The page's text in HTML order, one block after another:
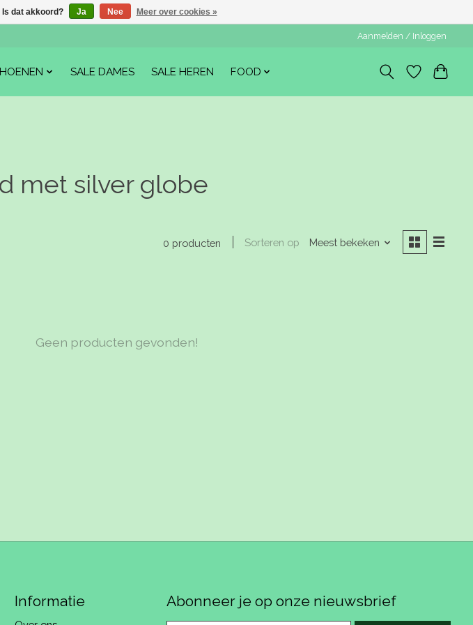
Aanmelden / Inloggen
SALE DAMES SALE HEREN FOOD
met silver globe
0 producten Sorteren op Meest bekeken
Geen producten gevonden!
Informatie Abonneer je op onze nieuwsbrief
dat akkoord? Ja Nee Meer over cookies »